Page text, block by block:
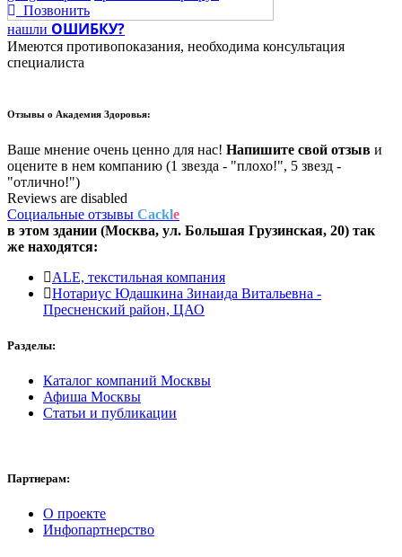
Позвонить
нашли ОШИБКУ?
Имеются противопоказания, необходима консультация
специалиста
Отзывы о Академия Здоровья:
Ваше мнение очень ценно для нас! Напишите свой отзыв и
оцените в нем компанию (1 звезда - "плохо!", 5 звезд -
"отлично!")
Reviews are disabled
Социальные отзывы Cackle
в этом здании (Москва, ул. Большая Грузинская, 20) так
же находятся:
ALE, текстильная компания
Нотариус Юдашкина Зинаида Витальевна -
Пресненский район, ЦАО
Разделы:
Каталог компаний Москвы
Афиша Москвы
Статьи и публикации
Партнерам:
О проекте
Инфопартнерство